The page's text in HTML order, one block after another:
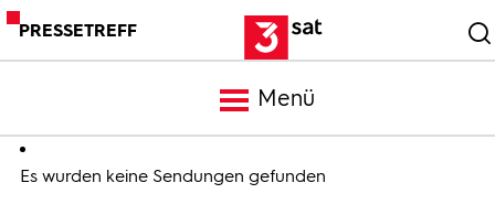
PRESSETREFF
Menü
Meldungen
Es wurden keine Sendungen gefunden